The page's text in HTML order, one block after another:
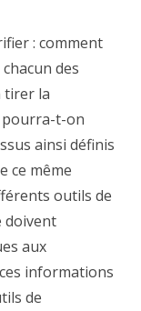
: comment
des
tirer la
pourra-t-on
ainsi définis
ce même
outils de
doivent
aux
informations
de